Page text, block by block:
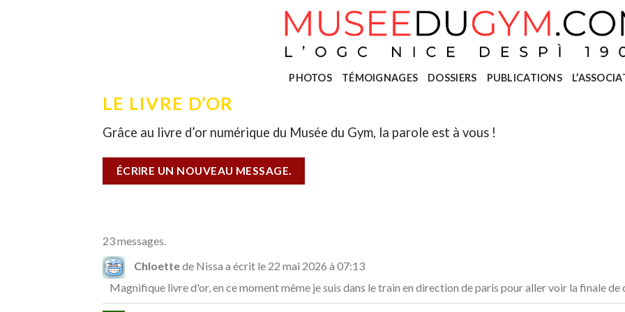
PHOTOS TÉMOIGNAGES DOSSIERS PUBLICATIONS
LE LIVRE D’OR
Grâce au livre d’or numérique du Musée du Gym, la parole est à vous !
23 messages.
Chloettede Nissa a écrit le 22 mai 2026 à 07:13
Magnifique livre d'or, en ce moment même je suis dans le train en direction de paris pour aller voir la finale de